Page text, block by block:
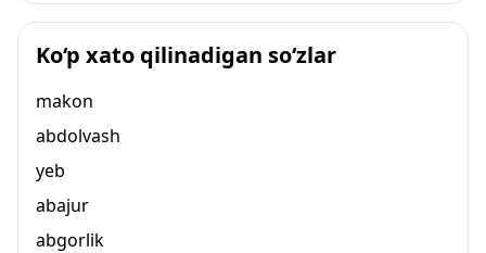
Ko‘p xato qilinadigan so‘zlar
makon
abdolvash
yeb
abajur
abgorlik